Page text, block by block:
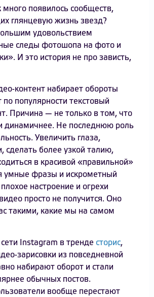
много появилось сообществ,
глянцевую жизнь звезд?
удовольствием
следы фотошопа на фото и
И это история не про зависть,
контент набирает обороты
по популярности текстовый
Причина — не только в том, что
динамичнее. Не последнюю роль
Увеличить глаза,
сделать более узкой талию,
в красивой «правильной»
умные фразы и искрометный
настроение и огрехи
просто не получится. Оно
такими, какие мы на самом
Instagram в тренде сторис,
зарисовки из повседневной
набирают оборот и стали
обычных постов.
вообще перестают